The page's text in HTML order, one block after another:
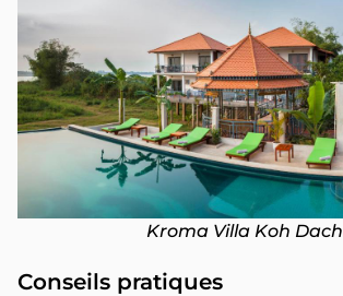
Kroma Villa Koh Dach
Conseils pratiques